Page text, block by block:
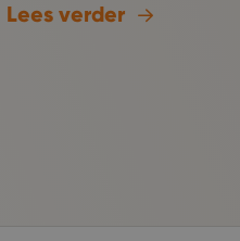
Lees verder